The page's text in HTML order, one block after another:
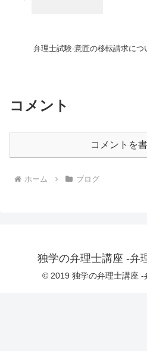
弁理士試験-意匠の移転請求につ
コメント
コメントを
ホーム ブログ
独学の弁理士講座 -弁
© 2019 独学の弁理士講座 -